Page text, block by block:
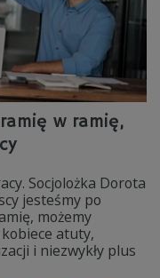
w ramię,
Socjolożka Dorota
jesteśmy po
możemy
atuty,
i niezwykły plus